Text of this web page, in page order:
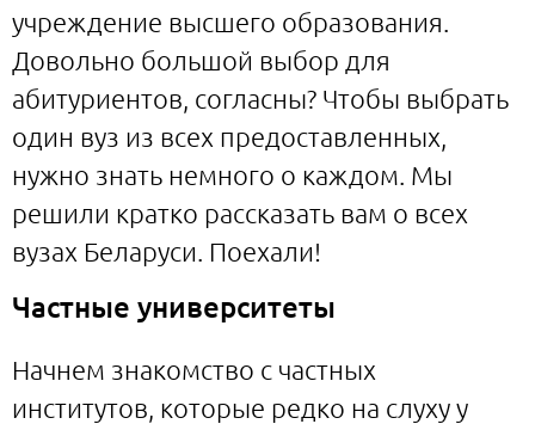
учреждение высшего образования.
Довольно большой выбор для
абитуриентов, согласны? Чтобы выбрать
один вуз из всех предоставленных,
нужно знать немного о каждом. Мы
решили кратко рассказать вам о всех
вузах Беларуси. Поехали!
Частные университеты
Начнем знакомство с частных
институтов, которые редко на слуху у